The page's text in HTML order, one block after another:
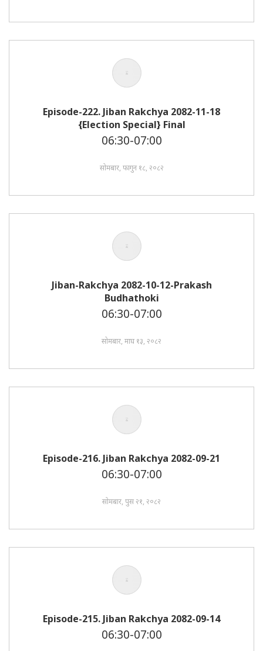
Episode-222. Jiban Rakchya 2082-11-18
{Election Special} Final
06:30-07:00
सोमबार, फागुन १८, २०८२
Jiban-Rakchya 2082-10-12-Prakash
Budhathoki
06:30-07:00
सोमबार, माघ १३, २०८२
Episode-216. Jiban Rakchya 2082-09-21
06:30-07:00
सोमबार, पुस २१, २०८२
Episode-215. Jiban Rakchya 2082-09-14
06:30-07:00